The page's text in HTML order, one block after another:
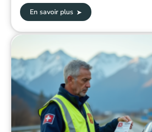
En savoir plus